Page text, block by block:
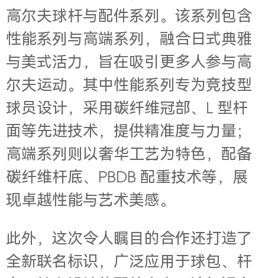
高尔夫球杆与配件系列。该系列包含
性能系列与高端系列，融合日式典雅
与美式活力，旨在吸引更多人参与高
尔夫运动。其中性能系列专为竞技型
球员设计，采用碳纤维冠部、L 型杆
面等先进技术，提供精准度与力量；
高端系列则以奢华工艺为特色，配备
碳纤维杆底、PBDB 配重技术等，展
现卓越性能与艺术美感。
此外，这次令人瞩目的合作还打造了
全新联名标识，广泛应用于球包、杆